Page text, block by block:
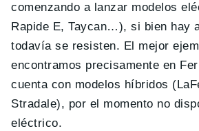
comenzando a lanzar modelos
Rapide E, Taycan…), si bien hay
todavía se resisten. El mejor
encontramos precisamente en
cuenta con modelos híbridos
Stradale), por el momento no
eléctrico.